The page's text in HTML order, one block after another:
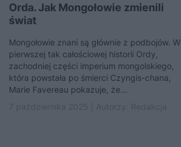
Orda. Jak Mongołowie zmienili
świat
Mongołowie znani są głównie z podbojów. W
pierwszej tak całościowej historii Ordy,
zachodniej części imperium mongolskiego,
która powstała po śmierci Czyngis-chana,
Marie Favereau pokazuje, że...